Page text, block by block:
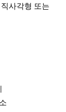
사각형 또는